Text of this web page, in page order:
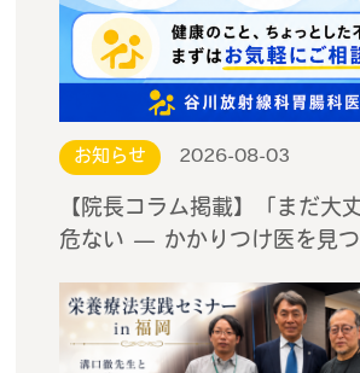
お知らせ 2026-08-03
【院長コラム掲載】「まだ大
危ない — かかりつけ医を見つ